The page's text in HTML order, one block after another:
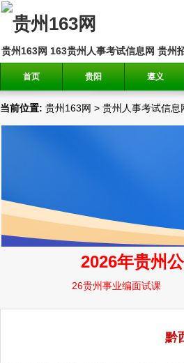
贵州163网 163贵州人事考试信息网 贵州
首页 贵阳 遵义
当前位置: 贵州163网 > 贵州人事考试信息
黔